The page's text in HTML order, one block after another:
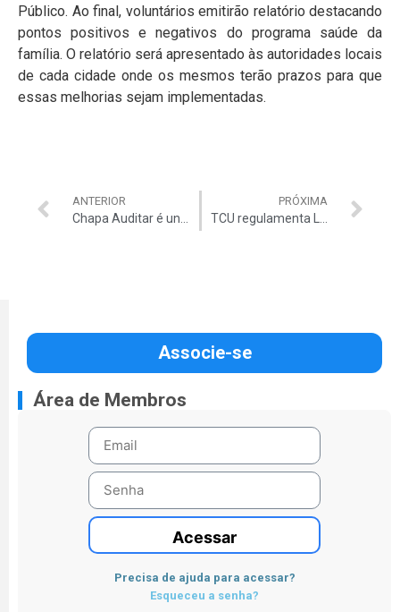
Público. Ao final, voluntários emitirão relatório destacando
pontos positivos e negativos do programa saúde da
família. O relatório será apresentado às autoridades locais
de cada cidade onde os mesmos terão prazos para que
essas melhorias sejam implementadas.
ANTERIOR
Chapa Auditar é união! vence eleições 2013
PRÓXIMA
TCU regulamenta Lei de Acesso à Informação
Associe-se
Área de Membros
Acessar
Precisa de ajuda para acessar?
Esqueceu a senha?